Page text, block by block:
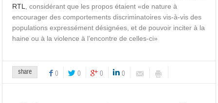
RTL
, considérant que les propos étaient «de nature à
encourager des comportements discriminatoires vis-à-vis des
populations expressément désignées, et de pouvoir inciter à la
haine ou à la violence à l’encontre de celles-ci»
share 0 0 0 0